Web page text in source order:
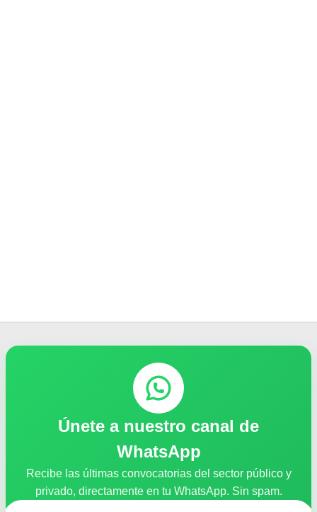
Únete a nuestro canal de
WhatsApp
Recibe las últimas convocatorias del sector público y
privado, directamente en tu WhatsApp. Sin spam.